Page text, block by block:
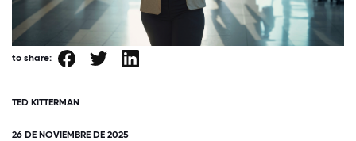
to share:
TED KITTERMAN
26 DE NOVIEMBRE DE 2025